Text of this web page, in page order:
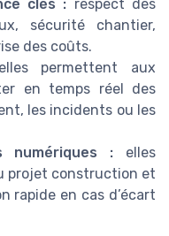
clés : respect des
sécurité chantier,
des coûts.
permettent aux
en temps réel des
les incidents ou les
numériques : elles
projet construction et
rapide en cas d’écart